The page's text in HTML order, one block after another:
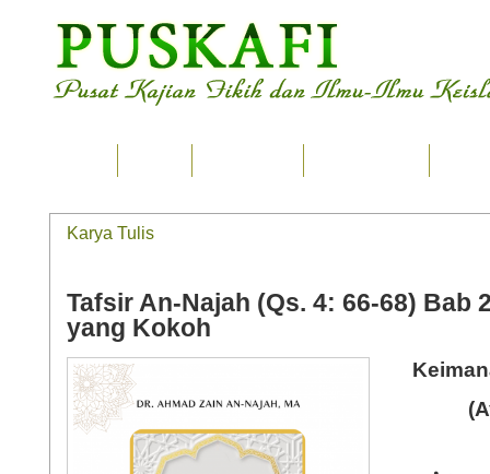
Karya Tulis
Tafsir An-Najah (Qs. 4: 66-68) Bab
yang Kokoh